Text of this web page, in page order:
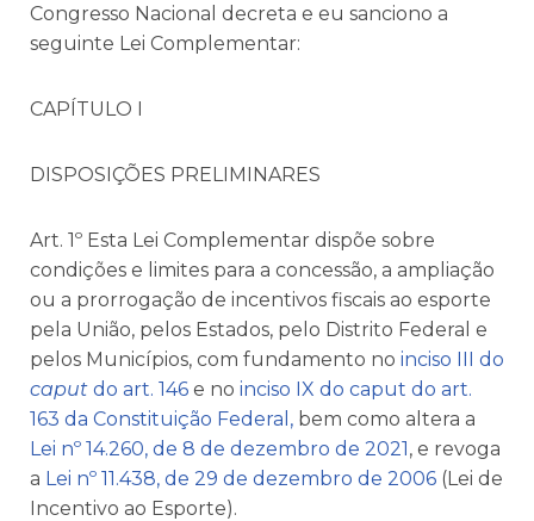
Congresso Nacional decreta e eu sanciono a
seguinte Lei Complementar:
CAPÍTULO I
DISPOSIÇÕES PRELIMINARES
Art. 1º Esta Lei Complementar dispõe sobre
condições e limites para a concessão, a ampliação
ou a prorrogação de incentivos fiscais ao esporte
pela União, pelos Estados, pelo Distrito Federal e
pelos Municípios, com fundamento no inciso III do
caput do art. 146 e no inciso IX do caput do art.
163 da Constituição Federal, bem como altera a
Lei nº 14.260, de 8 de dezembro de 2021, e revoga
a Lei nº 11.438, de 29 de dezembro de 2006 (Lei de
Incentivo ao Esporte).